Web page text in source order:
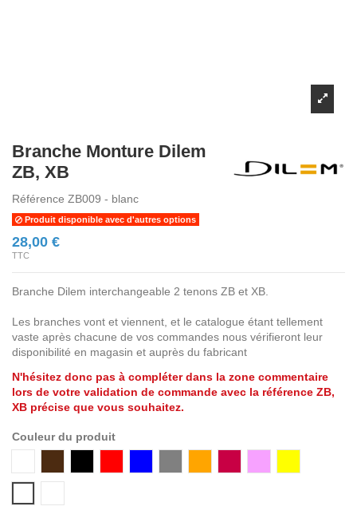
Branche Monture Dilem
ZB, XB
Référence ZB009 - blanc
Produit disponible avec d'autres options
28,00 €
TTC
Branche Dilem interchangeable 2 tenons ZB et XB.
Les branches vont et viennent, et le catalogue étant tellement
vaste après chacune de vos commandes nous vérifieront leur
disponibilité en magasin et auprès du fabricant
N'hésitez donc pas à compléter dans la zone commentaire
lors de votre validation de commande avec la référence ZB,
XB précise que vous souhaitez.
Couleur du produit